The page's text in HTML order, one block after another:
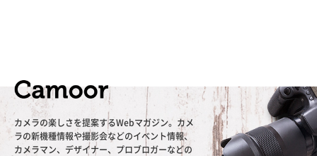
カメラの楽しさを提案するWebマガジン。カメ
ラの新機種情報や撮影会などのイベント情報、
カメラマン、デザイナー、プロブロガーなどの